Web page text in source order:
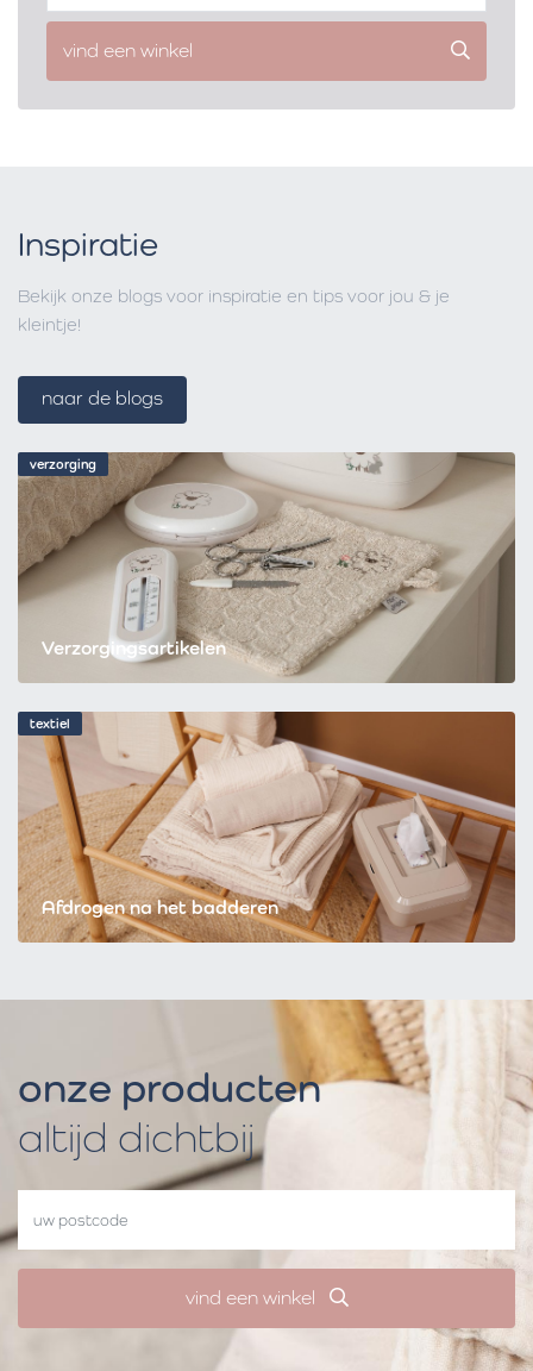
vind een winkel
verzorging
Verzorgingsartikelen
textiel
Afdrogen na het badderen
Inspiratie
Bekijk onze blogs voor inspiratie en tips voor jou & je
kleintje!
naar de blogs
onze producten
altijd dichtbij
vind een winkel